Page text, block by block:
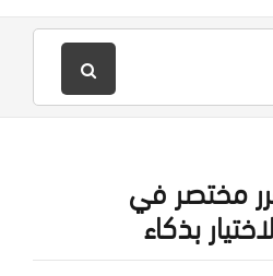
مختصر في
بذكاء